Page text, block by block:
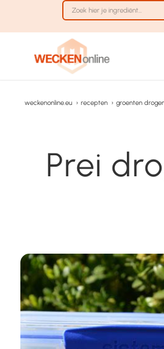
weckenonline.eu › recepten › groenten
Prei